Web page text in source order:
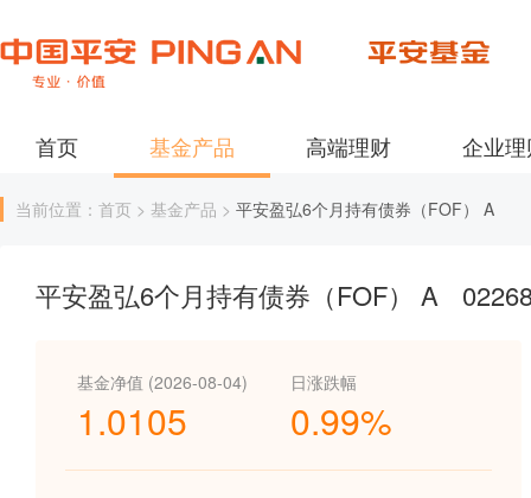
首页 基金产品 高端理财 企业
当前位置：首页 > 基金产品 > 平安盈弘6个月持有债券（FOF） A
平安盈弘6个月持有债券（FOF） A
基金净值 (2026-08-04)
1.0105
日涨跌幅
0.99%